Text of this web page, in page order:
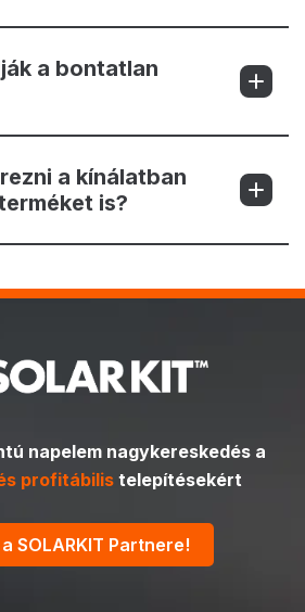
a bontatlan
a kínálatban
is?
napelem nagykereskedés a
profitábilistelepítésekért
SOLARKIT Partnere!